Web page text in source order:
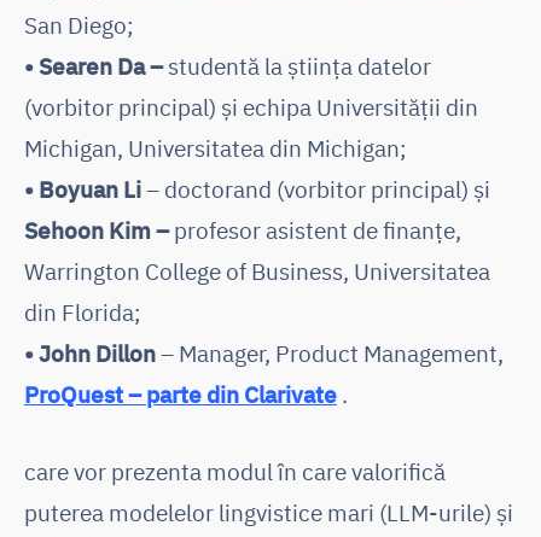
San Diego;
• Searen Da –studentă la știința datelor
(vorbitor principal) și echipa Universității din
Michigan, Universitatea din Michigan;
• Boyuan Li– doctorand (vorbitor principal) și
Sehoon Kim –profesor asistent de finanțe,
Warrington College of Business, Universitatea
din Florida;
•John Dillon– Manager, Product Management,
ProQuest – parte din Clarivate .
care vor prezenta modul în care valorifică
puterea modelelor lingvistice mari (LLM-urile) și